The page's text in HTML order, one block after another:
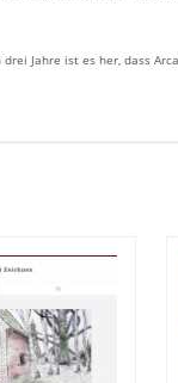
Jahre ist es her, dass